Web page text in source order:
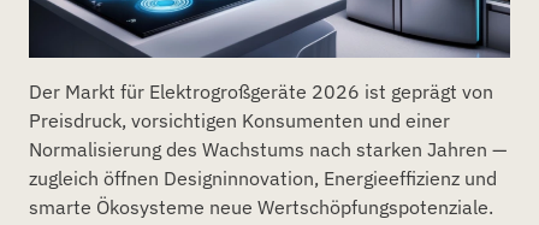
Der Markt für Elektrogroßgeräte 2026 ist geprägt von
Preisdruck, vorsichtigen Konsumenten und einer
Normalisierung des Wachstums nach starken Jahren —
zugleich öffnen Designinnovation, Energieeffizienz und
smarte Ökosysteme neue Wertschöpfungspotenziale.